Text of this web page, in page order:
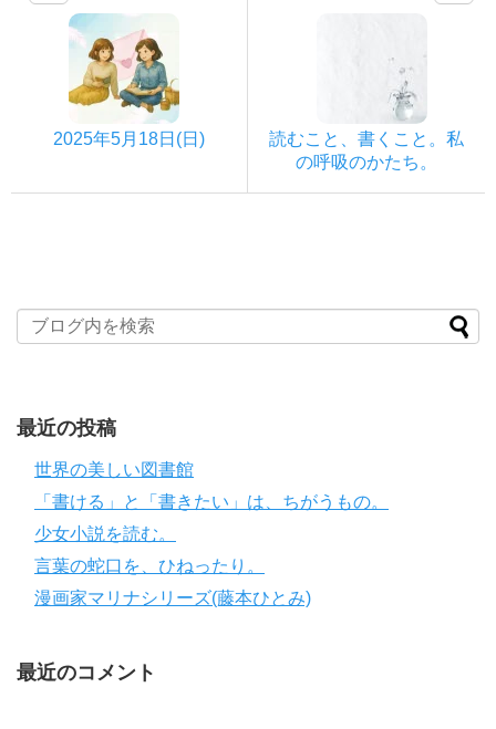
2025年5月18日(日)
読むこと、書くこと。私
の呼吸のかたち。
最近の投稿
世界の美しい図書館
「書ける」と「書きたい」は、ちがうもの。
少女小説を読む。
言葉の蛇口を、ひねったり。
漫画家マリナシリーズ(藤本ひとみ)
最近のコメント